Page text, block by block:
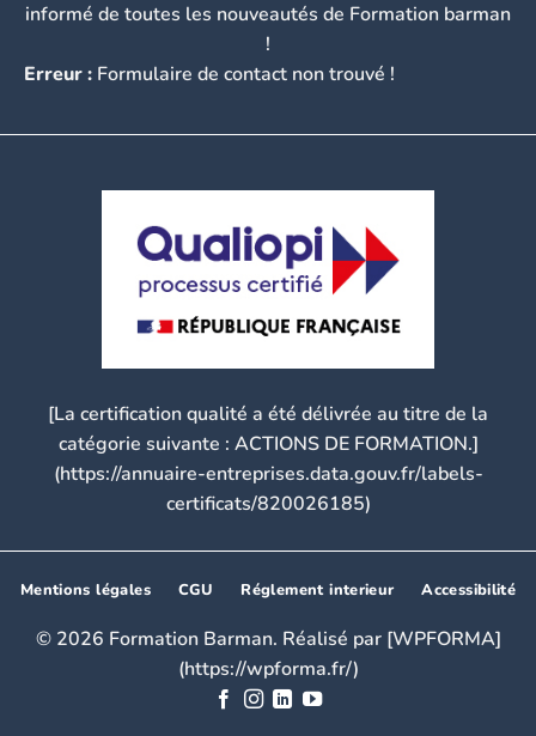
informé de toutes les nouveautés de Formation barman
!
Erreur : Formulaire de contact non trouvé !
[La certification qualité a été délivrée au titre de la
catégorie suivante : ACTIONS DE FORMATION.]
(https://annuaire-entreprises.data.gouv.fr/labels-
certificats/820026185)
Mentions légales CGU Réglement interieur Accessibilité
© 2026 Formation Barman. Réalisé par [WPFORMA]
(https://wpforma.fr/)